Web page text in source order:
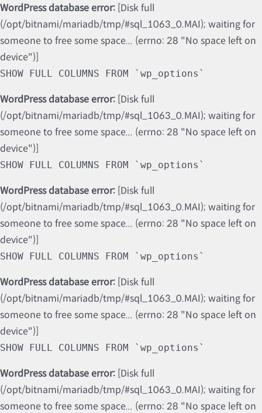
WordPress database error: [Disk full
(/opt/bitnami/mariadb/tmp/#sql_1063_0.MAI); waiting for
someone to free some space... (errno: 28 "No space left on
device")]
SHOW FULL COLUMNS FROM `wp_options`
WordPress database error: [Disk full
(/opt/bitnami/mariadb/tmp/#sql_1063_0.MAI); waiting for
someone to free some space... (errno: 28 "No space left on
device")]
SHOW FULL COLUMNS FROM `wp_options`
WordPress database error: [Disk full
(/opt/bitnami/mariadb/tmp/#sql_1063_0.MAI); waiting for
someone to free some space... (errno: 28 "No space left on
device")]
SHOW FULL COLUMNS FROM `wp_options`
WordPress database error: [Disk full
(/opt/bitnami/mariadb/tmp/#sql_1063_0.MAI); waiting for
someone to free some space... (errno: 28 "No space left on
device")]
SHOW FULL COLUMNS FROM `wp_options`
WordPress database error: [Disk full
(/opt/bitnami/mariadb/tmp/#sql_1063_0.MAI); waiting for
someone to free some space... (errno: 28 "No space left on